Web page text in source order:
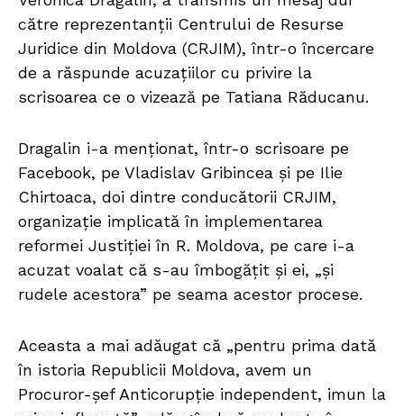
către reprezentanții Centrului de Resurse
Juridice din Moldova (CRJIM), într-o încercare
de a răspunde acuzațiilor cu privire la
scrisoarea ce o vizează pe Tatiana Răducanu.
Dragalin i-a menționat, într-o scrisoare pe
Facebook, pe Vladislav Gribincea și pe Ilie
Chirtoaca, doi dintre conducătorii CRJIM,
organizație implicată în implementarea
reformei Justiției în R. Moldova, pe care i-a
acuzat voalat că s-au îmbogățit și ei, „și
rudele acestora” pe seama acestor procese.
Aceasta a mai adăugat că „pentru prima dată
în istoria Republicii Moldova, avem un
Procuror-șef Anticorupție independent, imun la